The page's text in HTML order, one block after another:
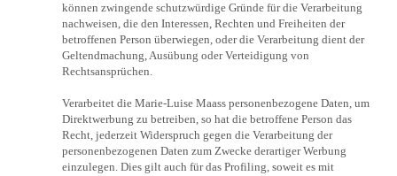
können zwingende schutzwürdige Gründe für die Verarbeitung
nachweisen, die den Interessen, Rechten und Freiheiten der
betroffenen Person überwiegen, oder die Verarbeitung dient der
Geltendmachung, Ausübung oder Verteidigung von
Rechtsansprüchen.
Verarbeitet die Marie-Luise Maass personenbezogene Daten, um
Direktwerbung zu betreiben, so hat die betroffene Person das
Recht, jederzeit Widerspruch gegen die Verarbeitung der
personenbezogenen Daten zum Zwecke derartiger Werbung
einzulegen. Dies gilt auch für das Profiling, soweit es mit